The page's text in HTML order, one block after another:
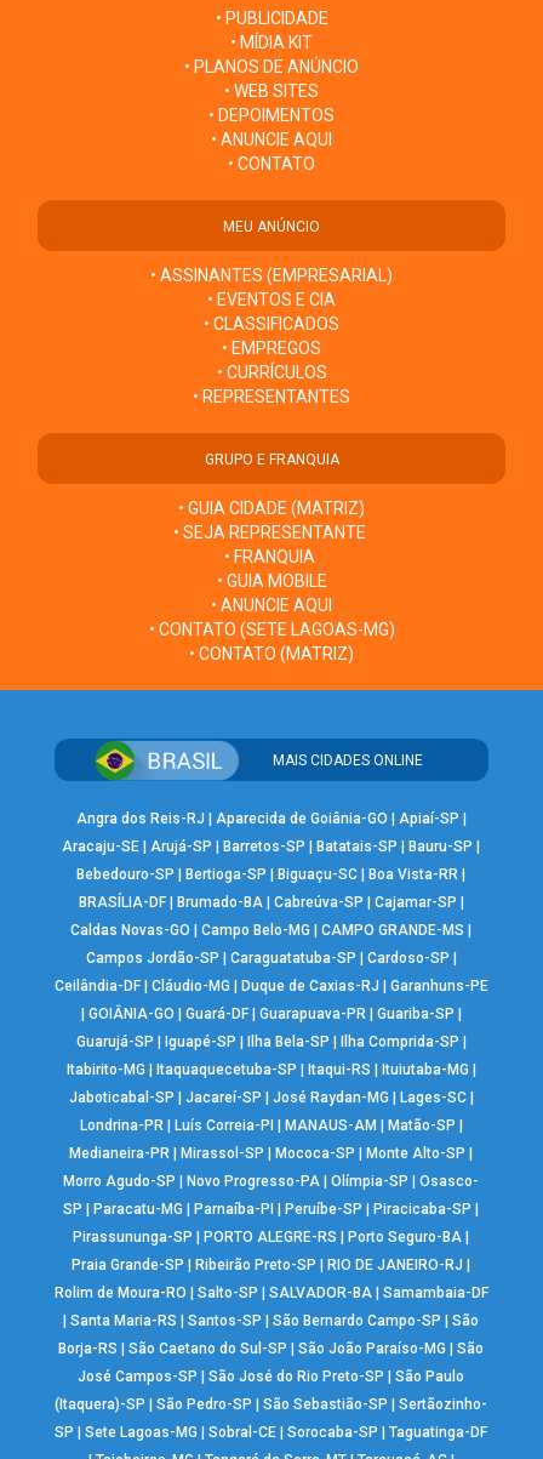
• PUBLICIDADE
• MÍDIA KIT
• PLANOS DE ANÚNCIO
• WEB SITES
• DEPOIMENTOS
• ANUNCIE AQUI
• CONTATO
MEU ANÚNCIO
• ASSINANTES (EMPRESARIAL)
• EVENTOS E CIA
• CLASSIFICADOS
• EMPREGOS
• CURRÍCULOS
• REPRESENTANTES
GRUPO E FRANQUIA
• GUIA CIDADE (MATRIZ)
• SEJA REPRESENTANTE
• FRANQUIA
• GUIA MOBILE
• ANUNCIE AQUI
• CONTATO (SETE LAGOAS-MG)
• CONTATO (MATRIZ)
MAIS CIDADES ONLINE
Angra dos Reis-RJ Aparecida de Goiânia-GO Apiaí-SP
Aracaju-SE |Arujá-SP Barretos-SP Batatais-SP Bauru-SP
Bebedouro-SP
Bertioga-SP Biguaçu-SC Boa Vista-RR
BRASÍLIA-DF| Brumado-BA| Cabreúva-SP Cajamar-SP
Caldas Novas-GO
|Campo Belo-MG |CAMPO GRANDE-MS
Campos Jordão-SP
Caraguatatuba-SP Cardoso-SP
Ceilândia-DF| Cláudio-MG Duque de Caxias-RJ
Garanhuns-PE
GOIÂNIA-GO Guará-DF| Guarapuava-PR| Guariba-SP
Guarujá-SP
Iguapé-SP Ilha Bela-SP Ilha Comprida-SP
Itabirito-MG
Itaquaquecetuba-SP Itaqui-RS Ituiutaba-MG
Jaboticabal-SP
Jacareí-SP José Raydan-MG Lages-SC|
Londrina-PR| Luís Correia-PI MANAUS-AM Matão-SP
Medianeira-PR
Mirassol-SP Mococa-SP Monte Alto-SP
Morro Agudo-SP
Novo Progresso-PA |Olímpia-SP |Osasco-
SP
Paracatu-MG Parnaíba-PI Peruíbe-SP Piracicaba-SP
Pirassununga-SP
PORTO ALEGRE-RS Porto Seguro-BA
Praia Grande-SP
Ribeirão Preto-SP RIO DE JANEIRO-RJ
Rolim de Moura-RO
Salto-SP SALVADOR-BA| Samambaia-DF
|Santa Maria-RS |Santos-SP |São Bernardo Campo-SP |São
Borja-RS
|São Caetano do Sul-SP |São João Paraíso-MG |São
José Campos-SP
|São José do Rio Preto-SP |São Paulo
(Itaquera)-SP
|São Pedro-SP |São Sebastião-SP |Sertãozinho-
SP
|Sete Lagoas-MG |Sobral-CE |Sorocaba-SP |Taguatinga-DF